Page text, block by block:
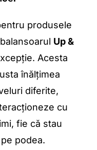
produsele
Up &
Acesta
înălțimea
diferite,
cu
fie că stau
podea.